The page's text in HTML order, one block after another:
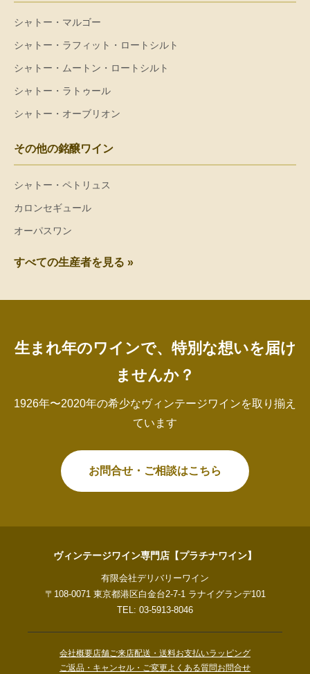
シャトー・マルゴー
シャトー・ラフィット・ロートシルト
シャトー・ムートン・ロートシルト
シャトー・ラトゥール
シャトー・オーブリオン
その他の銘醸ワイン
シャトー・ペトリュス
カロンセギュール
オーパスワン
すべての生産者を見る »
生まれ年のワインで、特別な想いを届け
ませんか？
1926年〜2020年の希少なヴィンテージワインを取り揃え
ています
お問合せ・ご相談はこちら
ヴィンテージワイン専門店【プラチナワイン】
有限会社デリバリーワイン
〒108-0071 東京都港区白金台2-7-1 ラナイグランデ101
TEL: 03-5913-8046
会社概要店舗ご来店配送・送料お支払いラッピング
ご返品・キャンセル・ご変更よくある質問お問合せ